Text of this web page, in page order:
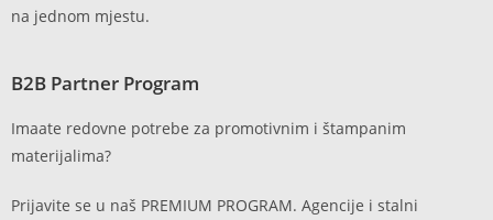
na jednom mjestu.
B2B Partner Program
Imaate redovne potrebe za promotivnim i štampanim
materijalima?
Prijavite se u naš PREMIUM PROGRAM. Agencije i stalni